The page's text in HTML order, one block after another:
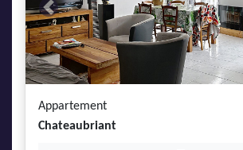
Previous
Appartement
Chateaubriant